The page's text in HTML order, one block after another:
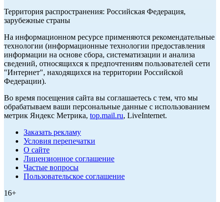
Территория распространения: Российская Федерация,
зарубежные страны
На информационном ресурсе применяются рекомендательные
технологии (информационные технологии предоставления
информации на основе сбора, систематизации и анализа
сведений, относящихся к предпочтениям пользователей сети
"Интернет", находящихся на территории Российской
Федерации).
Во время посещения сайта вы соглашаетесь с тем, что мы
обрабатываем ваши персональные данные с использованием
метрик Яндекс Метрика, top.mail.ru, LiveInternet.
Заказать рекламу
Условия перепечатки
О сайте
Лицензионное соглашение
Частые вопросы
Пользовательское соглашение
16+